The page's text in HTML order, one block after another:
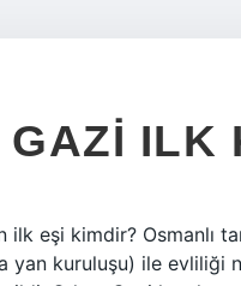
GAZI ILK
ilk eşi kimdir? Osmanlı
yan kuruluşu) ile evliliği